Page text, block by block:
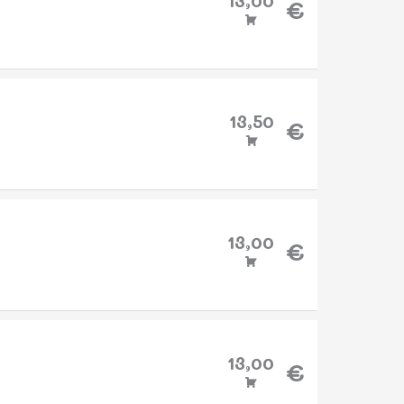
€
13,50 €
13,00 €
13,00 €